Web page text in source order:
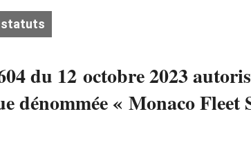
statuts
du 12 octobre 2023
dénommée « Monaco